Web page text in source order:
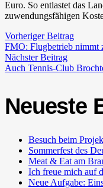
Euro. So entlastet das
zuwendungsfähigen
Vorheriger Beitrag
FMO: Flugbetrieb nimmt
Nächster Beitrag
Auch Tennis-Club
Neueste
Besuch beim
Sommerfest des
Meat & Eat am
Ich freue mich auf
Neue Aufgabe: